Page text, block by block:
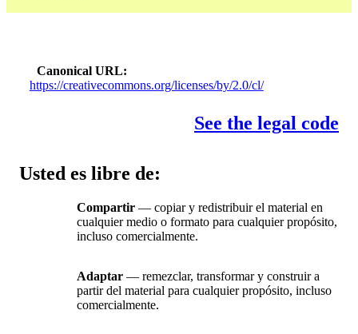
Canonical URL
https://creativecommons.org/licenses/by/2.0/cl/
See the legal code
Usted es libre de:
Compartir — copiar y redistribuir el material en
cualquier medio o formato para cualquier propósito,
incluso comercialmente.
Adaptar — remezclar, transformar y construir a
partir del material para cualquier propósito, incluso
comercialmente.